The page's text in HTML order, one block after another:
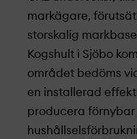
markägare,
storskalig
Kogshult i Sjöbo
området bedöms
en installerad
producera